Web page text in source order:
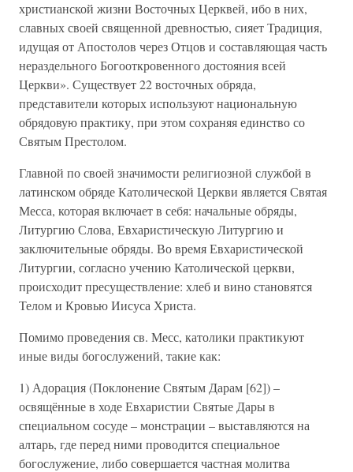
христианской жизни Восточных Церквей, ибо в них,
славных своей священной древностью, сияет Традиция,
идущая от Апостолов через Отцов и составляющая часть
нераздельного Богооткровенного достояния всей
Церкви». Существует 22 восточных обряда,
представители которых используют национальную
обрядовую практику, при этом сохраняя единство со
Святым Престолом.
Главной по своей значимости религиозной службой в
латинском обряде Католической Церкви является Святая
Месса, которая включает в себя: начальные обряды,
Литургию Слова, Евхаристическую Литургию и
заключительные обряды. Во время Евхаристической
Литургии, согласно учению Католической церкви,
происходит пресуществление: хлеб и вино становятся
Телом и Кровью Иисуса Христа.
Помимо проведения св. Месс, католики практикуют
иные виды богослужений, такие как:
1) Адорация (Поклонение Святым Дарам [62]) –
освящённые в ходе Евхаристии Святые Дары в
специальном сосуде – монстрации – выставляются на
алтарь, где перед ними проводится специальное
богослужение, либо совершается частная молитва